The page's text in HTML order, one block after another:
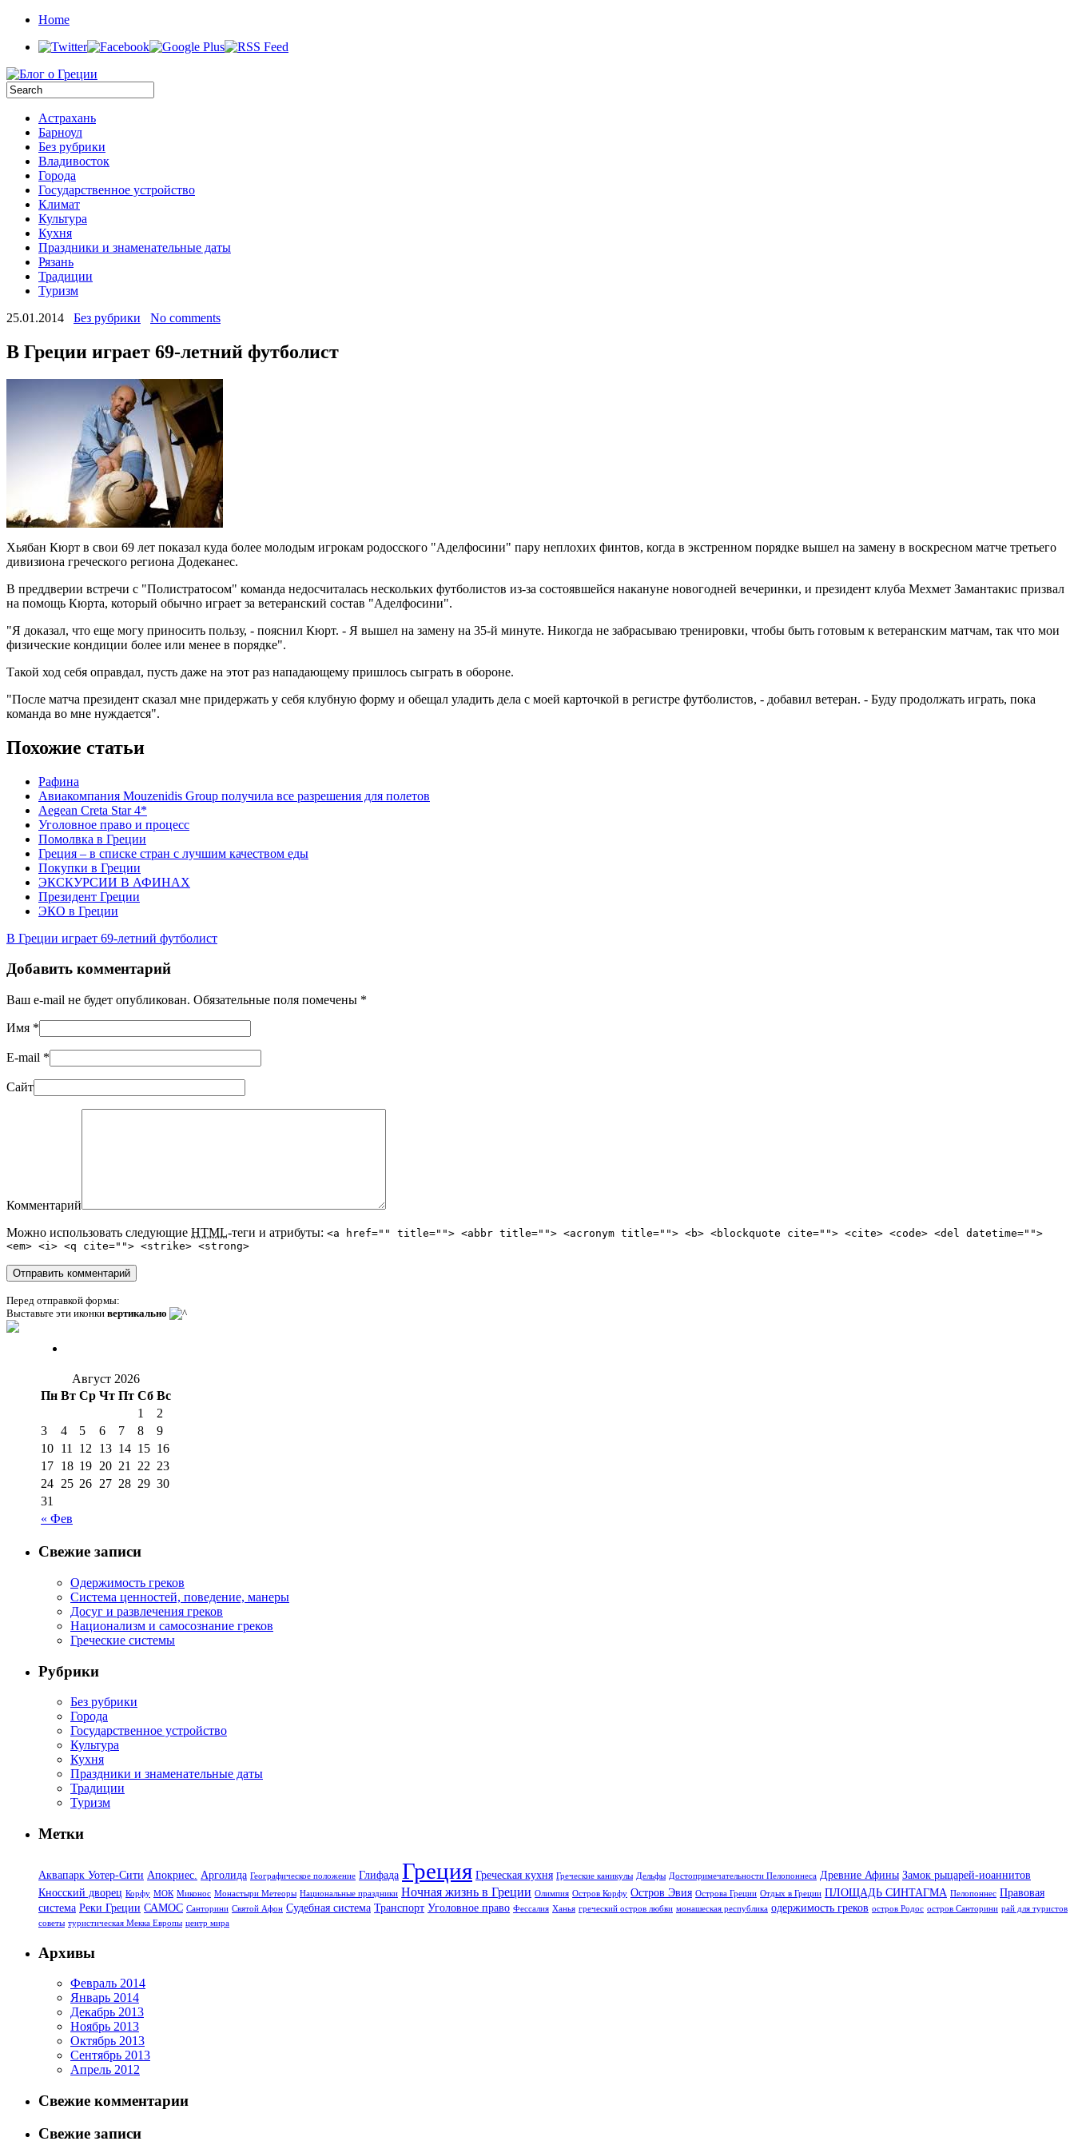
Home
Астрахань
Барноул
Без рубрики
Владивосток
Города
Государственное устройство
Климат
Культура
Кухня
Праздники и знаменательные даты
Рязань
Традиции
Туризм
25.01.2014
Без рубрики No comments
В Греции играет 69-летний футболист
Хьябан Кюрт в свои 69 лет показал куда более молодым игрокам родосского "Аделфосини" пару неплохих финтов, когда в экстренном порядке вышел на замену в воскресном матче третьего
дивизиона греческого региона Додеканес.
В преддверии встречи с "Полистратосом" команда недосчиталась нескольких футболистов из-за состоявшейся накануне новогодней вечеринки, и президент клуба Мехмет Замантакис призвал
на помощь Кюрта, который обычно играет за ветеранский состав "Аделфосини".
"Я доказал, что еще могу приносить пользу, - пояснил Кюрт. - Я вышел на замену на 35-й минуте. Никогда не забрасываю тренировки, чтобы быть готовым к ветеранским матчам, так что мои
физические кондиции более или менее в порядке".
Такой ход себя оправдал, пусть даже на этот раз нападающему пришлось сыграть в обороне.
"После матча президент сказал мне придержать у себя клубную форму и обещал уладить дела с моей карточкой в регистре футболистов, - добавил ветеран. - Буду продолжать играть, пока
команда во мне нуждается".
Похожие статьи
Рафина
Авиакомпания Mouzenidis Group получила все разрешения для полетов
Aegean Creta Star 4*
Уголовное право и процесс
Помолвка в Греции
Греция – в списке стран с лучшим качеством еды
Покупки в Греции
ЭКСКУРСИИ В АФИНАХ
Президент Греции
ЭКО в Греции
В Греции играет 69-летний футболист
Добавить комментарий
Ваш e-mail не будет опубликован. Обязательные поля помечены *
Имя *
E-mail *
Сайт
Комментарий
Можно использовать следующие HTML-теги и атрибуты: <a href="" title=""> <abbr title=""> <acronym title=""> <b> <blockquote cite=""> <cite> <code> <del datetime="">
<em> <i> <q cite=""> <strike> <strong>
Перед отправкой формы:
Выставьте эти иконки вертикально
Август 2026
Пн Вт Ср Чт Пт Сб Вс
« Фев
1
2
3
4 5 6 7 8
9
10 11 12 13 14 15 16
17 18 19 20 21 22 23
24 25 26 27 28 29 30
31
Свежие записи
Одержимость греков
Система ценностей, поведение, манеры
Досуг и развлечения греков
Национализм и самосознание греков
Греческие системы
Рубрики
Без рубрики
Города
Государственное устройство
Культура
Кухня
Праздники и знаменательные даты
Традиции
Туризм
Метки
Аквапарк Уотер-Сити Апокриес. Арголида Географическое положение Глифада Греция Греческая кухня Греческие каникулы Дельфы Достопримечательности Пелопоннеса Древние Афины Замок рыцарей-иоаннитов
Кносский дворец Корфу МОК Миконос Монастыри Метеоры Национальные праздники Ночная жизнь в Греции Олимпия Остров Корфу Остров Эвия Острова Греции Отдых в Греции ПЛОЩАДЬ СИНТАГМА Пелопоннес Правовая
система Реки Греции САМОС Санторини Святой Афон Судебная система Транспорт Уголовное право Фессалия Ханья греческий остров любви монашеская республика одержимость греков остров Родос остров Санторини рай для туристов
советы туристическая Мекка Европы центр мира
Архивы
Февраль 2014
Январь 2014
Декабрь 2013
Ноябрь 2013
Октябрь 2013
Сентябрь 2013
Апрель 2012
Свежие комментарии
Свежие записи